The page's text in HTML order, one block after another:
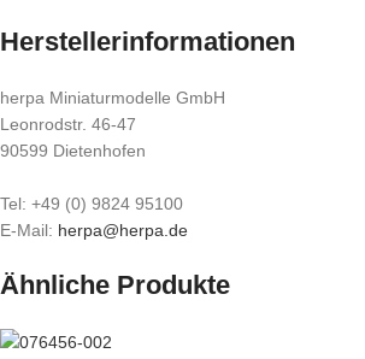
Herstellerinformationen
herpa Miniaturmodelle GmbH
Leonrodstr. 46-47
90599 Dietenhofen
Tel: +49 (0) 9824 95100
E-Mail: herpa@herpa.de
Ähnliche Produkte